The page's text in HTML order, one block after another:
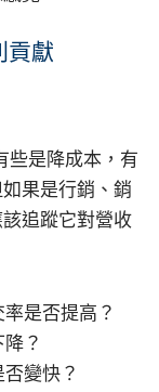
貢獻
些是降成本，有
果是行銷、銷
追蹤它對營收
是否提高？
？
變快？